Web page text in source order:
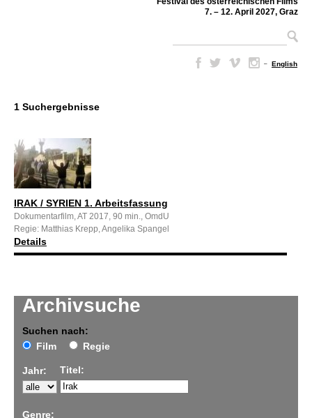
7. – 12. April 2027, Graz
– English
Archivsuche
Suchen nach:
Film
Regie
Jahr: Titel:
Genre:
1 Suchergebnisse
IRAK / SYRIEN 1. Arbeitsfassung
Dokumentarfilm, AT 2017, 90 min., OmdU
Regie: Matthias Krepp, Angelika Spangel
Details